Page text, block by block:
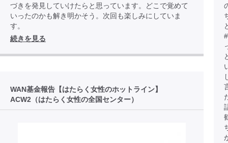
づきを発見していけたらと思っています。どこで覚めて
いったのかも解き明かそう。次回も楽しみにしていま
す。
続きを見る
WAN基金報告【はたらく女性のホットライン】
ACW2（はたらく女性の全国センター）